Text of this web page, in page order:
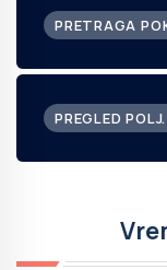
PRETRAGA
PREGLED